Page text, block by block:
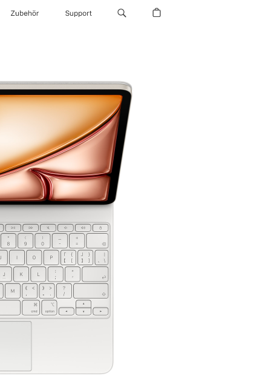
Zubehör Support